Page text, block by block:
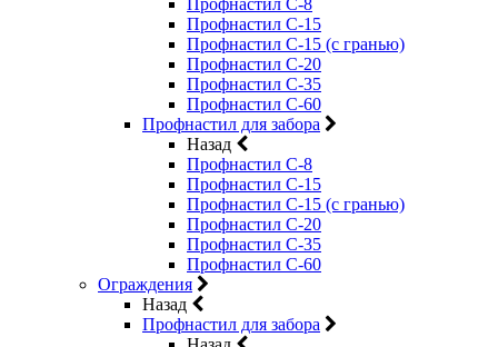
Профнастил С-8
Профнастил С-15
Профнастил С-15 (с гранью)
Профнастил С-20
Профнастил С-35
Профнастил С-60
Профнастил для забора
Назад
Профнастил С-8
Профнастил С-15
Профнастил С-15 (с гранью)
Профнастил С-20
Профнастил С-35
Профнастил С-60
Ограждения
Назад
Профнастил для забора